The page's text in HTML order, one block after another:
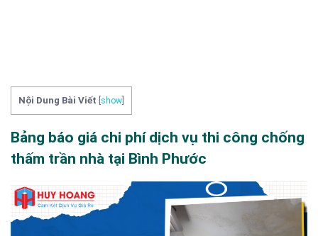
Nội Dung Bài Viết show
Bảng báo giá chi phí dịch vụ thi công chống
thấm trần nhà tại Bình Phước